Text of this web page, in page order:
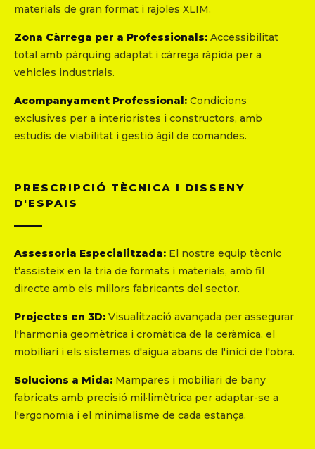
materials de gran format i rajoles XLIM.
Zona Càrrega per a Professionals: Accessibilitat
total amb pàrquing adaptat i càrrega ràpida per a
vehicles industrials.
Acompanyament Professional: Condicions
exclusives per a interioristes i constructors, amb
estudis de viabilitat i gestió àgil de comandes.
PRESCRIPCIÓ TÈCNICA I DISSENY
D'ESPAIS
Assessoria Especialitzada: El nostre equip tècnic
t'assisteix en la tria de formats i materials, amb fil
directe amb els millors fabricants del sector.
Projectes en 3D: Visualització avançada per assegurar
l'harmonia geomètrica i cromàtica de la ceràmica, el
mobiliari i els sistemes d'aigua abans de l'inici de l'obra.
Solucions a Mida: Mampares i mobiliari de bany
fabricats amb precisió mil·limètrica per adaptar-se a
l'ergonomia i el minimalisme de cada estança.